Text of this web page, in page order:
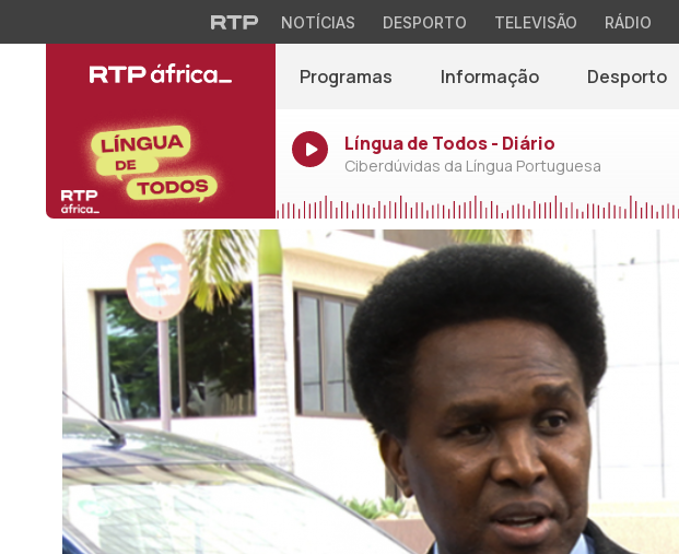
NOTÍCIAS DESPORTO TELEVISÃO RÁDIO
Programas Informação Desporto
Língua de Todos - Diário
Ciberdúvidas da Língua Portuguesa